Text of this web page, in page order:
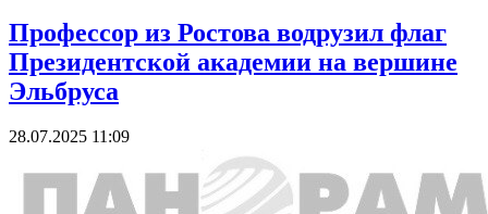
Профессор из Ростова водрузил флаг
Президентской академии на вершине
Эльбруса
28.07.2025 11:09